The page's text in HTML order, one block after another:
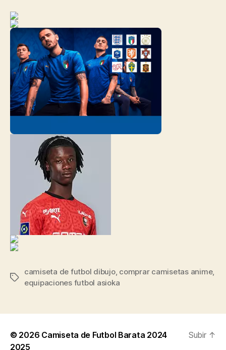
Etiquetas
camiseta de futbol dibujo, comprar camisetas anime,
equipaciones futbol asioka
© 2026 Camiseta de Futbol Barata 2024
2025
Subir ↑